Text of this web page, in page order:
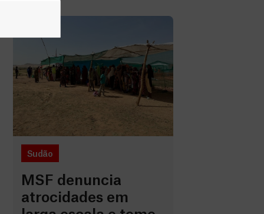
Sudão
MSF denuncia
atrocidades em